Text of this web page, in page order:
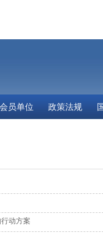
会员单位 政策法规
动方案